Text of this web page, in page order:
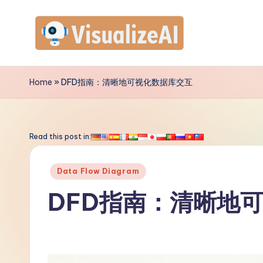
contentV
is
a
Home »DFD指南：清晰地可视化数据库交互
Read this post in:
Posted
Data Flow Diagram
DFD指南：清晰地